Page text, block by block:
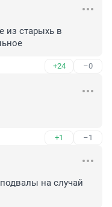
из старыхь в
+24 –0
+1 –1
на случай